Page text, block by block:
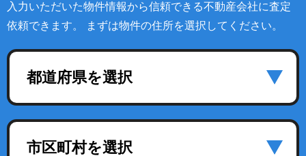
入力いただいた物件情報から信頼できる不動産会社に査定
依頼できます。 まずは物件の住所を選択してください。
都道府県を選択
市区町村を選択